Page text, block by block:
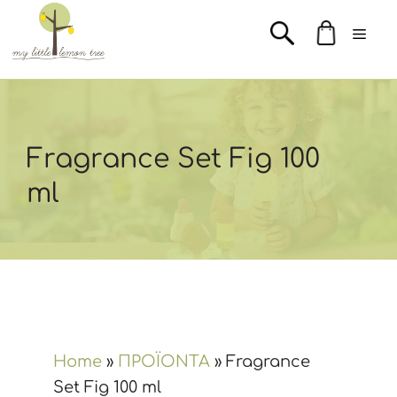
Μετάβαση
περιεχόμενο
Fragrance Set Fig 100
ml
Home » ΠΡΟΪΟΝΤΑ » Fragrance
Set Fig 100 ml